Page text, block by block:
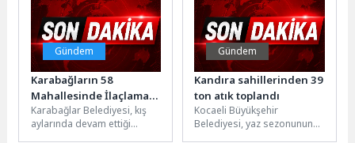
Gündem
Karabağların 58
Mahallesinde İlaçlama
Seferberliği Devam
Ediyor
Karabağlar Belediyesi, kış
aylarında devam ettiği
Gündem
Kandıra sahillerinden 39
ton atık toplandı
Kocaeli Büyükşehir
Belediyesi, yaz sezonunun